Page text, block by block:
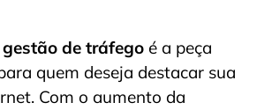
de tráfego é a peça
quem deseja destacar sua
Com o aumento da